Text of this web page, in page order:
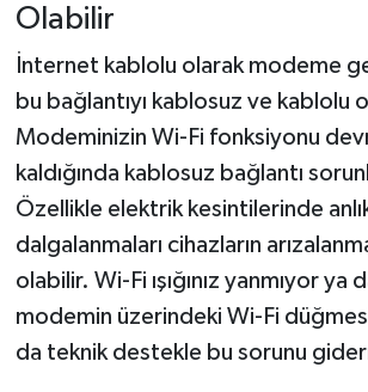
Olabilir
İnternet kablolu olarak modeme
bu bağlantıyı kablosuz ve kablolu
Modeminizin Wi-Fi fonksiyonu
kaldığında kablosuz bağlantı
Özellikle elektrik kesintilerinde
dalgalanmaları cihazların
olabilir. Wi-Fi ışığınız yanmıyor ya
modemin üzerindeki Wi-Fi
da teknik destekle bu sorunu